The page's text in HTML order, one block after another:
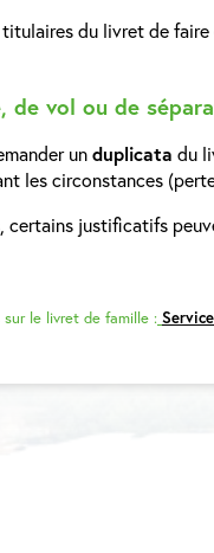
du livret de faire
de vol ou de
unduplicata du
les circonstances
certains justificatifs
le livret de famille :